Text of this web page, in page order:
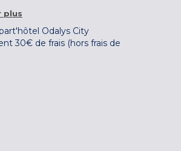
plus
Odalys City
30€ de frais (hors frais de